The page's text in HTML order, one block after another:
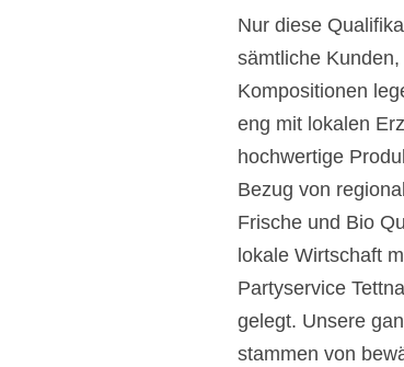
Nur diese
sämtliche
Kompositionen
eng mit lokalen
hochwertige
Bezug von
Frische und Bio
lokale Wirtschaft
Partyservice
gelegt. Unsere
stammen von